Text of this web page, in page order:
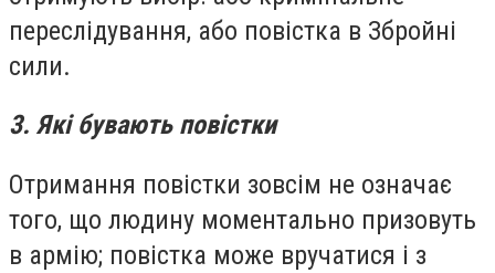
переслідування, або повістка в Збройні
сили.
3. Які бувають повістки
Отримання повістки зовсім не означає
того, що людину моментально призовуть
в армію; повістка може вручатися і з